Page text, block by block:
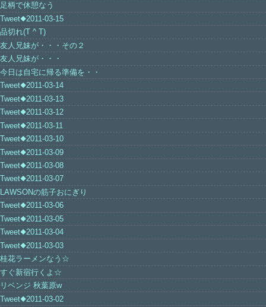
足柄で休憩なう
Tweet◆2011-03-15
品切れ(T ^ T)
友人兄妹が・・・その２
友人兄妹が・・・
今日は自宅に帰る準備を・・
Tweet◆2011-03-14
Tweet◆2011-03-13
Tweet◆2011-03-12
Tweet◆2011-03-11
Tweet◆2011-03-10
Tweet◆2011-03-09
Tweet◆2011-03-08
Tweet◆2011-03-07
LAWSONの筋子おにぎり
Tweet◆2011-03-06
Tweet◆2011-03-05
Tweet◆2011-03-04
Tweet◆2011-03-03
桂花ラーメンなう☆
すぐ新宿行くよ☆
リベンジ 秋葉原w
Tweet◆2011-03-02